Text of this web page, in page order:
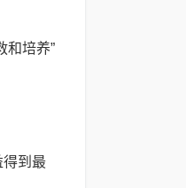
和培养”
得到最